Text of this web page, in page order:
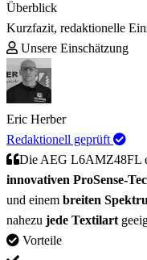
Überblick
Kurzfazit, redaktionelle
Unsere Einschätzung
Eric Herber
Redaktionell geprüft
Die AEG L6AMZ48FL
innovativen ProSense-
und einem breiten
nahezu jede Textilart
Vorteile